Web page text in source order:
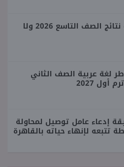
هل طلعت نتائج الصف التاسع 2026 ولا
لغة عربية الصف الثاني
أول 2027
إدعاء عامل توصيل لمحاولة
تتبعه لإنهاء حياته بالقاهرة